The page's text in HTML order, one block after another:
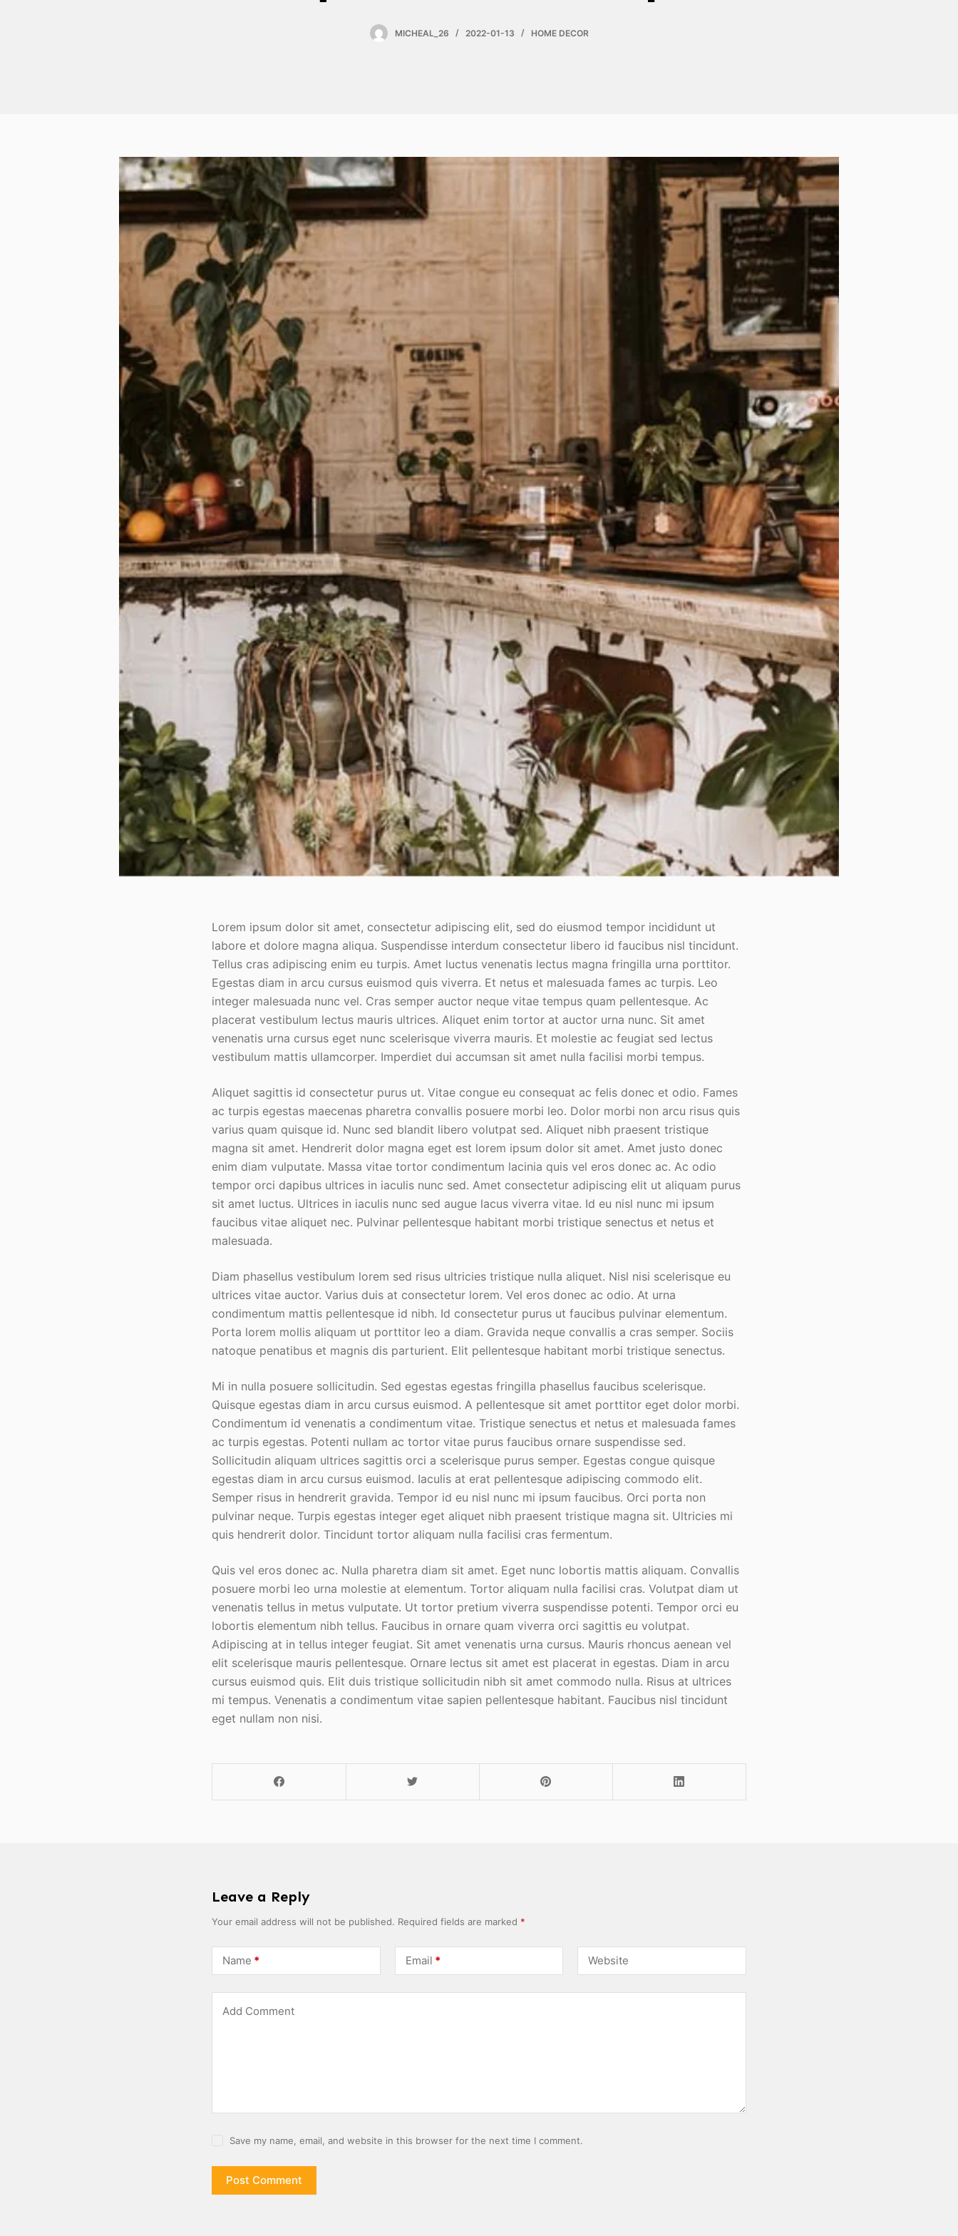
MICHEAL_26 2022-01-13 HOME DECOR
Lorem ipsum dolor sit amet, consectetur adipiscing elit, sed do eiusmod tempor incididunt ut
labore et dolore magna aliqua. Suspendisse interdum consectetur libero id faucibus nisl tincidunt.
Tellus cras adipiscing enim eu turpis. Amet luctus venenatis lectus magna fringilla urna porttitor.
Egestas diam in arcu cursus euismod quis viverra. Et netus et malesuada fames ac turpis. Leo
integer malesuada nunc vel. Cras semper auctor neque vitae tempus quam pellentesque. Ac
placerat vestibulum lectus mauris ultrices. Aliquet enim tortor at auctor urna nunc. Sit amet
venenatis urna cursus eget nunc scelerisque viverra mauris. Et molestie ac feugiat sed lectus
vestibulum mattis ullamcorper. Imperdiet dui accumsan sit amet nulla facilisi morbi tempus.
Aliquet sagittis id consectetur purus ut. Vitae congue eu consequat ac felis donec et odio. Fames
ac turpis egestas maecenas pharetra convallis posuere morbi leo. Dolor morbi non arcu risus quis
varius quam quisque id. Nunc sed blandit libero volutpat sed. Aliquet nibh praesent tristique
magna sit amet. Hendrerit dolor magna eget est lorem ipsum dolor sit amet. Amet justo donec
enim diam vulputate. Massa vitae tortor condimentum lacinia quis vel eros donec ac. Ac odio
tempor orci dapibus ultrices in iaculis nunc sed. Amet consectetur adipiscing elit ut aliquam purus
sit amet luctus. Ultrices in iaculis nunc sed augue lacus viverra vitae. Id eu nisl nunc mi ipsum
faucibus vitae aliquet nec. Pulvinar pellentesque habitant morbi tristique senectus et netus et
malesuada.
Diam phasellus vestibulum lorem sed risus ultricies tristique nulla aliquet. Nisl nisi scelerisque eu
ultrices vitae auctor. Varius duis at consectetur lorem. Vel eros donec ac odio. At urna
condimentum mattis pellentesque id nibh. Id consectetur purus ut faucibus pulvinar elementum.
Porta lorem mollis aliquam ut porttitor leo a diam. Gravida neque convallis a cras semper. Sociis
natoque penatibus et magnis dis parturient. Elit pellentesque habitant morbi tristique senectus.
Mi in nulla posuere sollicitudin. Sed egestas egestas fringilla phasellus faucibus scelerisque.
Quisque egestas diam in arcu cursus euismod. A pellentesque sit amet porttitor eget dolor morbi.
Condimentum id venenatis a condimentum vitae. Tristique senectus et netus et malesuada fames
ac turpis egestas. Potenti nullam ac tortor vitae purus faucibus ornare suspendisse sed.
Sollicitudin aliquam ultrices sagittis orci a scelerisque purus semper. Egestas congue quisque
egestas diam in arcu cursus euismod. Iaculis at erat pellentesque adipiscing commodo elit.
Semper risus in hendrerit gravida. Tempor id eu nisl nunc mi ipsum faucibus. Orci porta non
pulvinar neque. Turpis egestas integer eget aliquet nibh praesent tristique magna sit. Ultricies mi
quis hendrerit dolor. Tincidunt tortor aliquam nulla facilisi cras fermentum.
Quis vel eros donec ac. Nulla pharetra diam sit amet. Eget nunc lobortis mattis aliquam. Convallis
posuere morbi leo urna molestie at elementum. Tortor aliquam nulla facilisi cras. Volutpat diam ut
venenatis tellus in metus vulputate. Ut tortor pretium viverra suspendisse potenti. Tempor orci eu
lobortis elementum nibh tellus. Faucibus in ornare quam viverra orci sagittis eu volutpat.
Adipiscing at in tellus integer feugiat. Sit amet venenatis urna cursus. Mauris rhoncus aenean vel
elit scelerisque mauris pellentesque. Ornare lectus sit amet est placerat in egestas. Diam in arcu
cursus euismod quis. Elit duis tristique sollicitudin nibh sit amet commodo nulla. Risus at ultrices
mi tempus. Venenatis a condimentum vitae sapien pellentesque habitant. Faucibus nisl tincidunt
eget nullam non nisi.
Leave a Reply
Your email address will not be published. Required fields are marked *
Name * Email * Website
Add Comment
Save my name, email, and website in this browser for the next time I comment.
Post Comment